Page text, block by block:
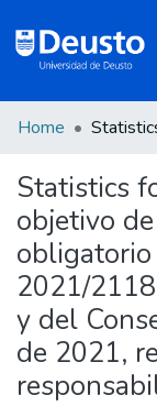
Communities
&
Collections
All of DSpace
Home
Statistics
objetivo
obligatorio
2021/
y del
de 2021,